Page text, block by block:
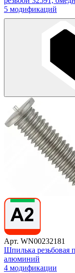
5 модификаций
Арт. WN00232181
Шпилька резьбовая
алюминий
4 модификации